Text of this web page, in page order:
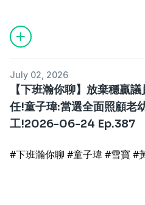
July 02, 2026
【下班瀚你聊】放棄穩贏
任!童子瑋:當選全面照顧老
工!2026-06-24 Ep.387‪
#下班瀚你聊 #童子瑋 #雪寶 #